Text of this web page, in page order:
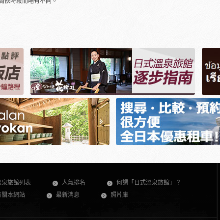
泉旅館列表 人氣排名
何謂「日式溫泉旅館」？
關本網站
最新消息 照片庫